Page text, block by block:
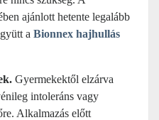
ajánlott hetente legalább
a Bionnex hajhullás
Gyermekektől elzárva
intoleráns vagy
Alkalmazás előtt